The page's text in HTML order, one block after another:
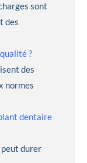
sont
des
?
des
normes
dentaire
durer